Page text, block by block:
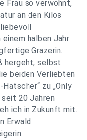
Frau so verwöhnt,
an den Kilos
einem halben Jahr
Grazerin.
hergeht, selbst
beiden Verliebten
Hatscher“ zu „Only
seit 20 Jahren
ich in Zukunft mit.
Erwald